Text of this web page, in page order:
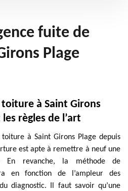
fuite de
Plage
à Saint Girons
règles de l’art
à Saint Girons Plage depuis
est apte à remettre à neuf une
En revanche, la méthode de
en fonction de l’ampleur des
diagnostic. Il faut savoir qu’une